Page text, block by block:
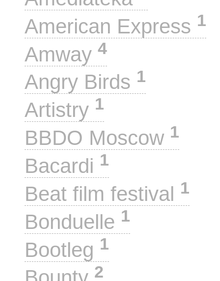
American Express 1
Amway 4
Angry Birds 1
Artistry 1
BBDO Moscow 1
Bacardi 1
Beat film festival 1
Bonduelle 1
Bootleg 1
2